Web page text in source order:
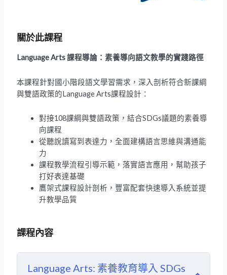
關於此課程
Language Arts課程導論：素養導向語文教學的實踐路徑
本課程針對國小階段語文學習需求，深入剖析符合新課綱
與雙語政策的Language Arts課程設計：
對接108課綱與雙語政策，結合SDGs議題的素養導
向課程
從聽說讀寫到表達力，全面建構語言思維與溝通能
力
課程教學流程引導示範，落實語言應用，幫助孩子
打好表達基礎
鷹架式課程設計剖析，豐富配套快速導入系統並提
升教學品質
課程內容
Language Arts: 素養教育導入 SDGs